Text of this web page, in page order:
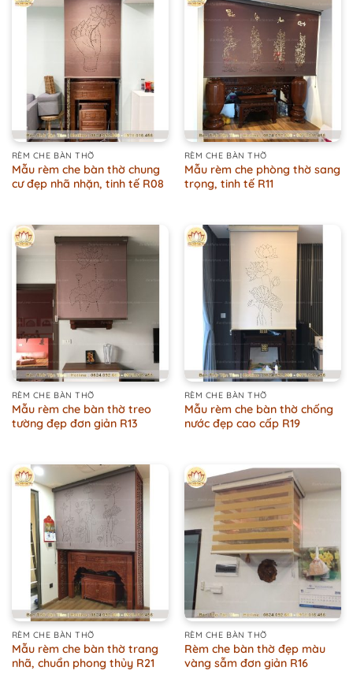
RÈM CHE BÀN THỜ
Mẫu rèm che bàn thờ chung
cư đẹp nhã nhặn, tinh tế R08
RÈM CHE BÀN THỜ
Mẫu rèm che phòng thờ sang
trọng, tinh tế R11
RÈM CHE BÀN THỜ
Mẫu rèm che bàn thờ treo
tường đẹp đơn giản R13
RÈM CHE BÀN THỜ
Mẫu rèm che bàn thờ chống
nước đẹp cao cấp R19
RÈM CHE BÀN THỜ
Mẫu rèm che bàn thờ trang
nhã, chuẩn phong thủy R21
RÈM CHE BÀN THỜ
Rèm che bàn thờ đẹp màu
vàng sẫm đơn giản R16